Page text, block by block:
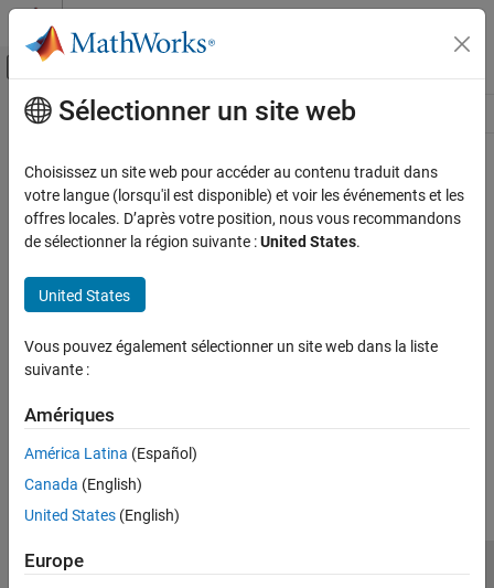
Passer au contenu
Activer/désactiver l'affichage du menu
Ressource
Contenu principal
Sélectionner un site web
Choisissez un site web pour accéder au contenu traduit dans
votre langue (lorsqu'il est disponible) et voir les événements et les
offres locales. D’après votre position, nous vous recommandons
de sélectionner la région suivante :United States.
United States
Vous pouvez également sélectionner un site web dans la liste
suivante :
Amériques
América Latina (Español)
Canada (English)
United States (English)
Europe